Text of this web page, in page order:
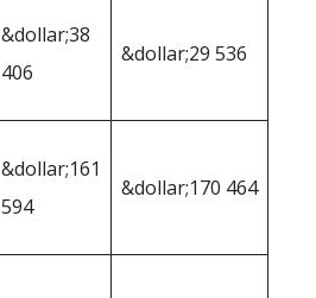
&dollar;38
406
&dollar;29 536
&dollar;161
594
&dollar;170 464